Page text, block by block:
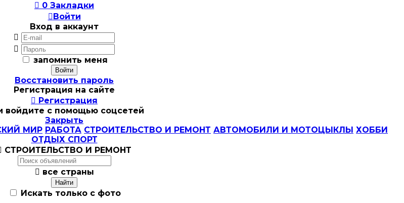
 0 Закладки
Войти
Вход в аккаунт


запомнить меня
Восстановить пароль
Регистрация на сайте
 Регистрация
войдите с помощью соцсетей
Закрыть
МИР РАБОТА СТРОИТЕЛЬСТВО И РЕМОНТ АВТОМОБИЛИ И МОТОЦЫКЛЫ ХОББИ
ОТДЫХ СПОРТ
СТРОИТЕЛЬСТВО И РЕМОНТ
 все страны
Искать только с фото